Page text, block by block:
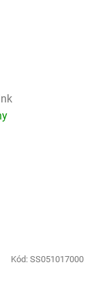
Kód: SS051017000